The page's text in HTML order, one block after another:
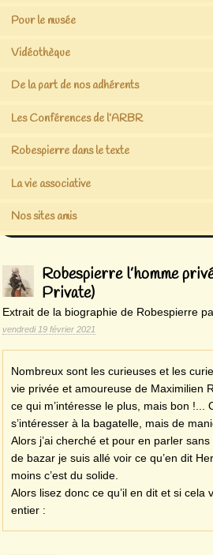
Pour le musée
Vidéothèque
De la part de nos adhérents
Les Conférences de l’ARBR
Robespierre dans le texte
La vie associative
Nos sites amis
Robespierre l’homme
Private)
Extrait de la biographie de Robespierre
vendredi 19 février 2021
Nombreux sont les curieuses et les
vie privée et amoureuse de Maximilien
ce qui m’intéresse le plus, mais bon !...
s’intéresser à la bagatelle, mais de
Alors j’ai cherché et pour en parler
de bazar je suis allé voir ce qu’en dit
moins c’est du solide.
Alors lisez donc ce qu’il en dit et si cela
entier :